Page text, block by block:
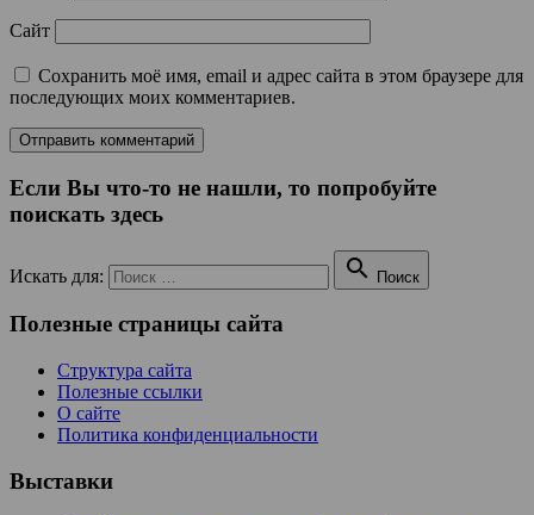
Сайт
Сохранить моё имя, email и адрес сайта в этом браузере для
последующих моих комментариев.
Если Вы что-то не нашли, то попробуйте
поискать здесь
Искать для:  Поиск
Полезные страницы сайта
Структура сайта
Полезные ссылки
О сайте
Политика конфиденциальности
Выставки